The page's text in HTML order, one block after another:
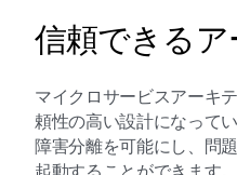
信頼できるア
マイクロサービスアーキ
頼性の高い設計になって
障害分離を可能にし、問